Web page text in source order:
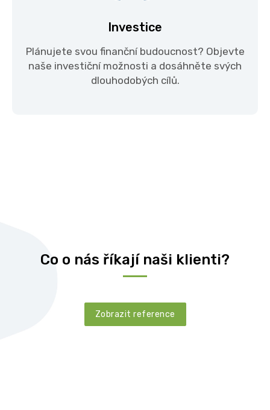
Investice
Plánujete svou finanční budoucnost? Objevte
naše investiční možnosti a dosáhněte svých
dlouhodobých cílů.
Co o nás říkají naši klienti?
Zobrazit reference